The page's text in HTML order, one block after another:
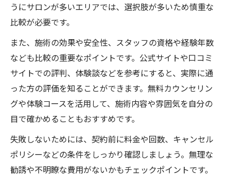
うにサロンが多いエリアでは、選択肢が多いため慎重な
比較が必要です。
また、施術の効果や安全性、スタッフの資格や経験年数
なども比較の重要なポイントです。公式サイトや口コミ
サイトでの評判、体験談などを参考にすると、実際に通
った方の評価を知ることができます。無料カウンセリン
グや体験コースを活用して、施術内容や雰囲気を自分の
目で確かめることもおすすめです。
失敗しないためには、契約前に料金や回数、キャンセル
ポリシーなどの条件をしっかり確認しましょう。無理な
勧誘や不明瞭な費用がないかもチェックポイントです。